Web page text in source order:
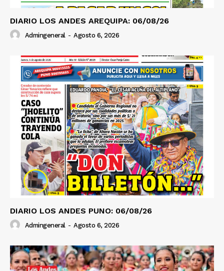
DIARIO LOS ANDES AREQUIPA: 06/08/26
Admingeneral - Agosto 6, 2026
DIARIO LOS ANDES PUNO: 06/08/26
Admingeneral - Agosto 6, 2026